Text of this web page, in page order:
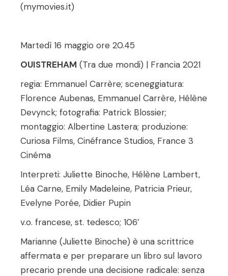
(mymovies.it)
Martedì 16 maggio ore 20.45
OUISTREHAM (Tra due mondi) | Francia 2021
regia: Emmanuel Carrère; sceneggiatura:
Florence Aubenas, Emmanuel Carrère, Hélène
Devynck; fotografia: Patrick Blossier;
montaggio: Albertine Lastera; produzione:
Curiosa Films, Cinéfrance Studios, France 3
Cinéma
Interpreti: Juliette Binoche, Hélène Lambert,
Léa Carne, Emily Madeleine, Patricia Prieur,
Evelyne Porée, Didier Pupin
v.o. francese, st. tedesco; 106’
Marianne (Juliette Binoche) è una scrittrice
affermata e per preparare un libro sul lavoro
precario prende una decisione radicale: senza